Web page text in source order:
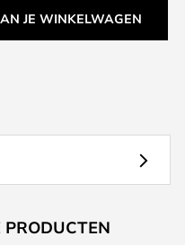
JE WINKELWAGEN
PRODUCTEN